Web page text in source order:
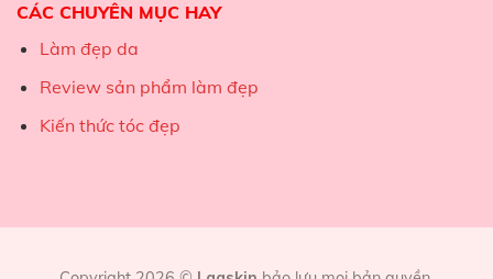
CÁC CHUYÊN MỤC HAY
Làm đẹp da
Review sản phẩm làm đẹp
Kiến thức tóc đẹp